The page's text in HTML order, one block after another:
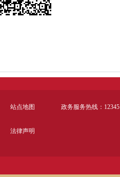
站点地图 政务服务热线：12345
法律声明